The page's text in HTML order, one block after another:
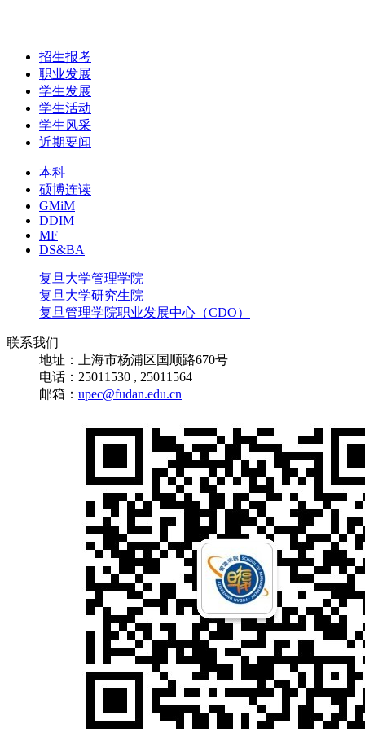
招生报考
职业发展
学生发展
学生活动
学生风采
近期要闻
本科
硕博连读
GMiM
DDIM
MF
DS&BA
复旦大学管理学院
复旦大学研究生院
复旦管理学院职业发展中心（CDO）
联系我们
地址：上海市杨浦区国顺路670号
电话：25011530 , 25011564
邮箱： upec@fudan.edu.cn